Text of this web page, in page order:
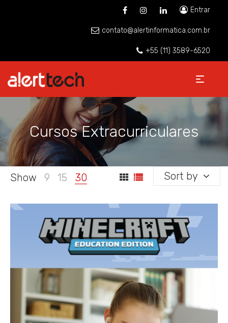
Entrar
contato@alertinformatica.com.br
+55 (11) 3589-6520
Cursos Extracurriculares
Show 9 15 30 Sort by